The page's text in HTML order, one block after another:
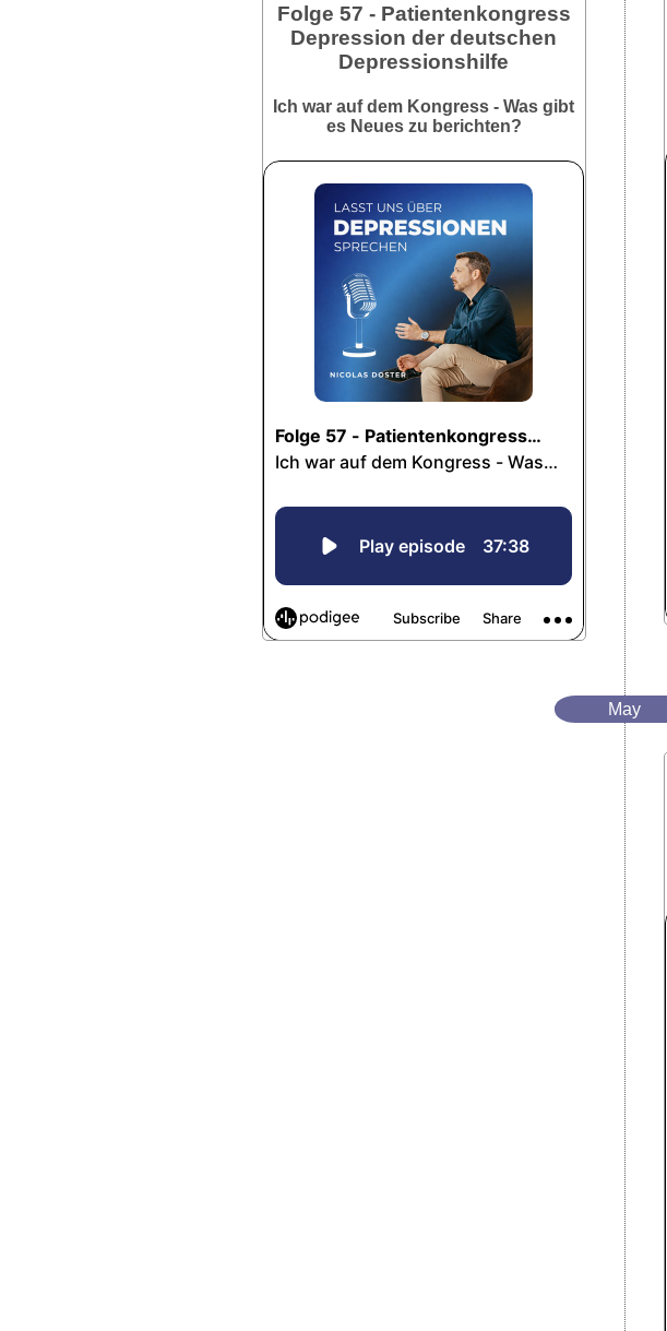
Folge 57 - Patientenkongress
Depression der deutschen
Depressionshilfe
Ich war auf dem Kongress - Was gibt
es Neues zu berichten?
May